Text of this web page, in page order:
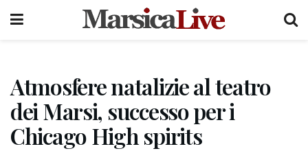
Atmosfere natalizie al teatro
dei Marsi, successo per i
Chicago High spirits